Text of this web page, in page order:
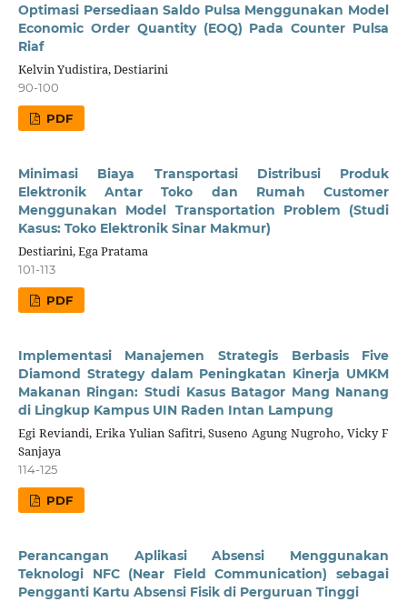
Optimasi Persediaan Saldo Pulsa Menggunakan Model
Economic Order Quantity (EOQ) Pada Counter Pulsa
Riaf
Kelvin Yudistira, Destiarini
90-100
PDF
Minimasi Biaya Transportasi Distribusi Produk
Elektronik Antar Toko dan Rumah Customer
Menggunakan Model Transportation Problem (Studi
Kasus: Toko Elektronik Sinar Makmur)
Destiarini, Ega Pratama
101-113
PDF
Implementasi Manajemen Strategis Berbasis Five
Diamond Strategy dalam Peningkatan Kinerja UMKM
Makanan Ringan: Studi Kasus Batagor Mang Nanang
di Lingkup Kampus UIN Raden Intan Lampung
Egi Reviandi, Erika Yulian Safitri, Suseno Agung Nugroho, Vicky F
Sanjaya
114-125
PDF
Perancangan Aplikasi Absensi Menggunakan
Teknologi NFC (Near Field Communication) sebagai
Pengganti Kartu Absensi Fisik di Perguruan Tinggi